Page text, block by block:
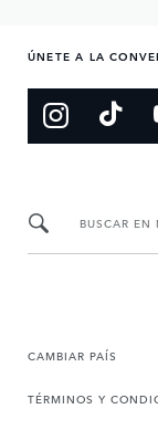
ÚNETE A LA
BUSCAR EN
CAMBIAR PAÍS
TÉRMINOS Y